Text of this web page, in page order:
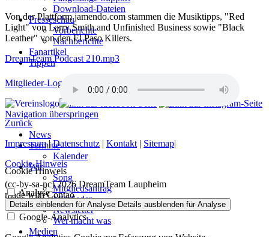
Download-Dateien
Presseschau
Vorberichte
Nachberichte
Fanartikel
Tippen
Mitglieder-Login
Navigation überspringen
News
Termine
Kalender
Wir
Song
Mitgliedsantrag
Mitglieder
Newsletter
Wer macht was
Medien
Von der Plattform jamendo.com stammen die Musiktipps, "Red
Light" von Larry Smith and Unfinished Business sowie "Black
Leather" von den El Paso Killers.
DreamTeam Podcast 210.mp3
Zurück
Impressum|Datenschutz | Kontakt | Sitemap|
Cookie-Hinweis
(cc-by-sa-nc) 2026 DreamTeam Laupheim
made with Contao
Cookie Hinweis
Analyse
Details einblenden für Analyse Details ausblenden für Analyse
Google-Analytics